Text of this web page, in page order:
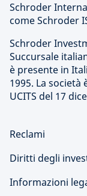
Schroder
come Schroder
Schroder
Succursale
è presente in
1995. La
UCITS del 17
Reclami
Diritti degli
Informazioni